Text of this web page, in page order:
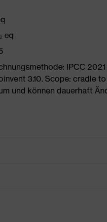
eq
IPCC
3.10. Scope: cradle
und können dauerhaft